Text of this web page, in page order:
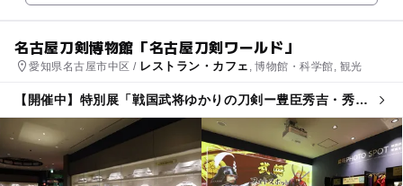
名古屋刀剣博物館「名古屋刀剣ワールド」
愛知県名古屋市中区 / レストラン・カフェ , 博物館・科学館, 観光
【開催中】特別展「戦国武将ゆかりの刀剣ー豊臣秀吉・秀長